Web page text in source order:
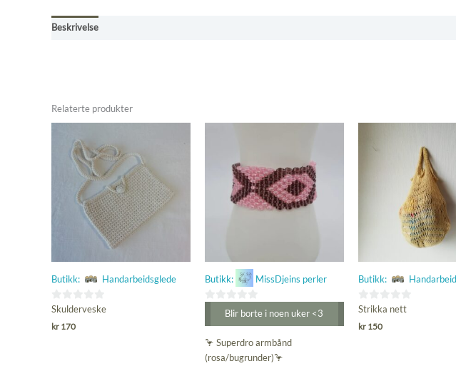
Beskrivelse
Relaterte produkter
Butikk: Handarbeidsglede
0
ut
Skulderveske
kr 170
Butikk: MissDjeins perler
av
5
Blir borte i noen uker <3
🦩 Superdro armbånd
(rosa/bugrunder)🦩
Butikk:
0
ut
Strikka nett
kr150